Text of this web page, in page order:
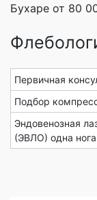
Бухаре от 80
Первичная
Подбор
Эндовенозная
(ЭВЛО) одна нога